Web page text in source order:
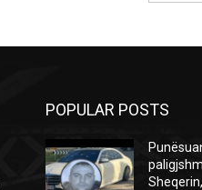
POPULAR POSTS